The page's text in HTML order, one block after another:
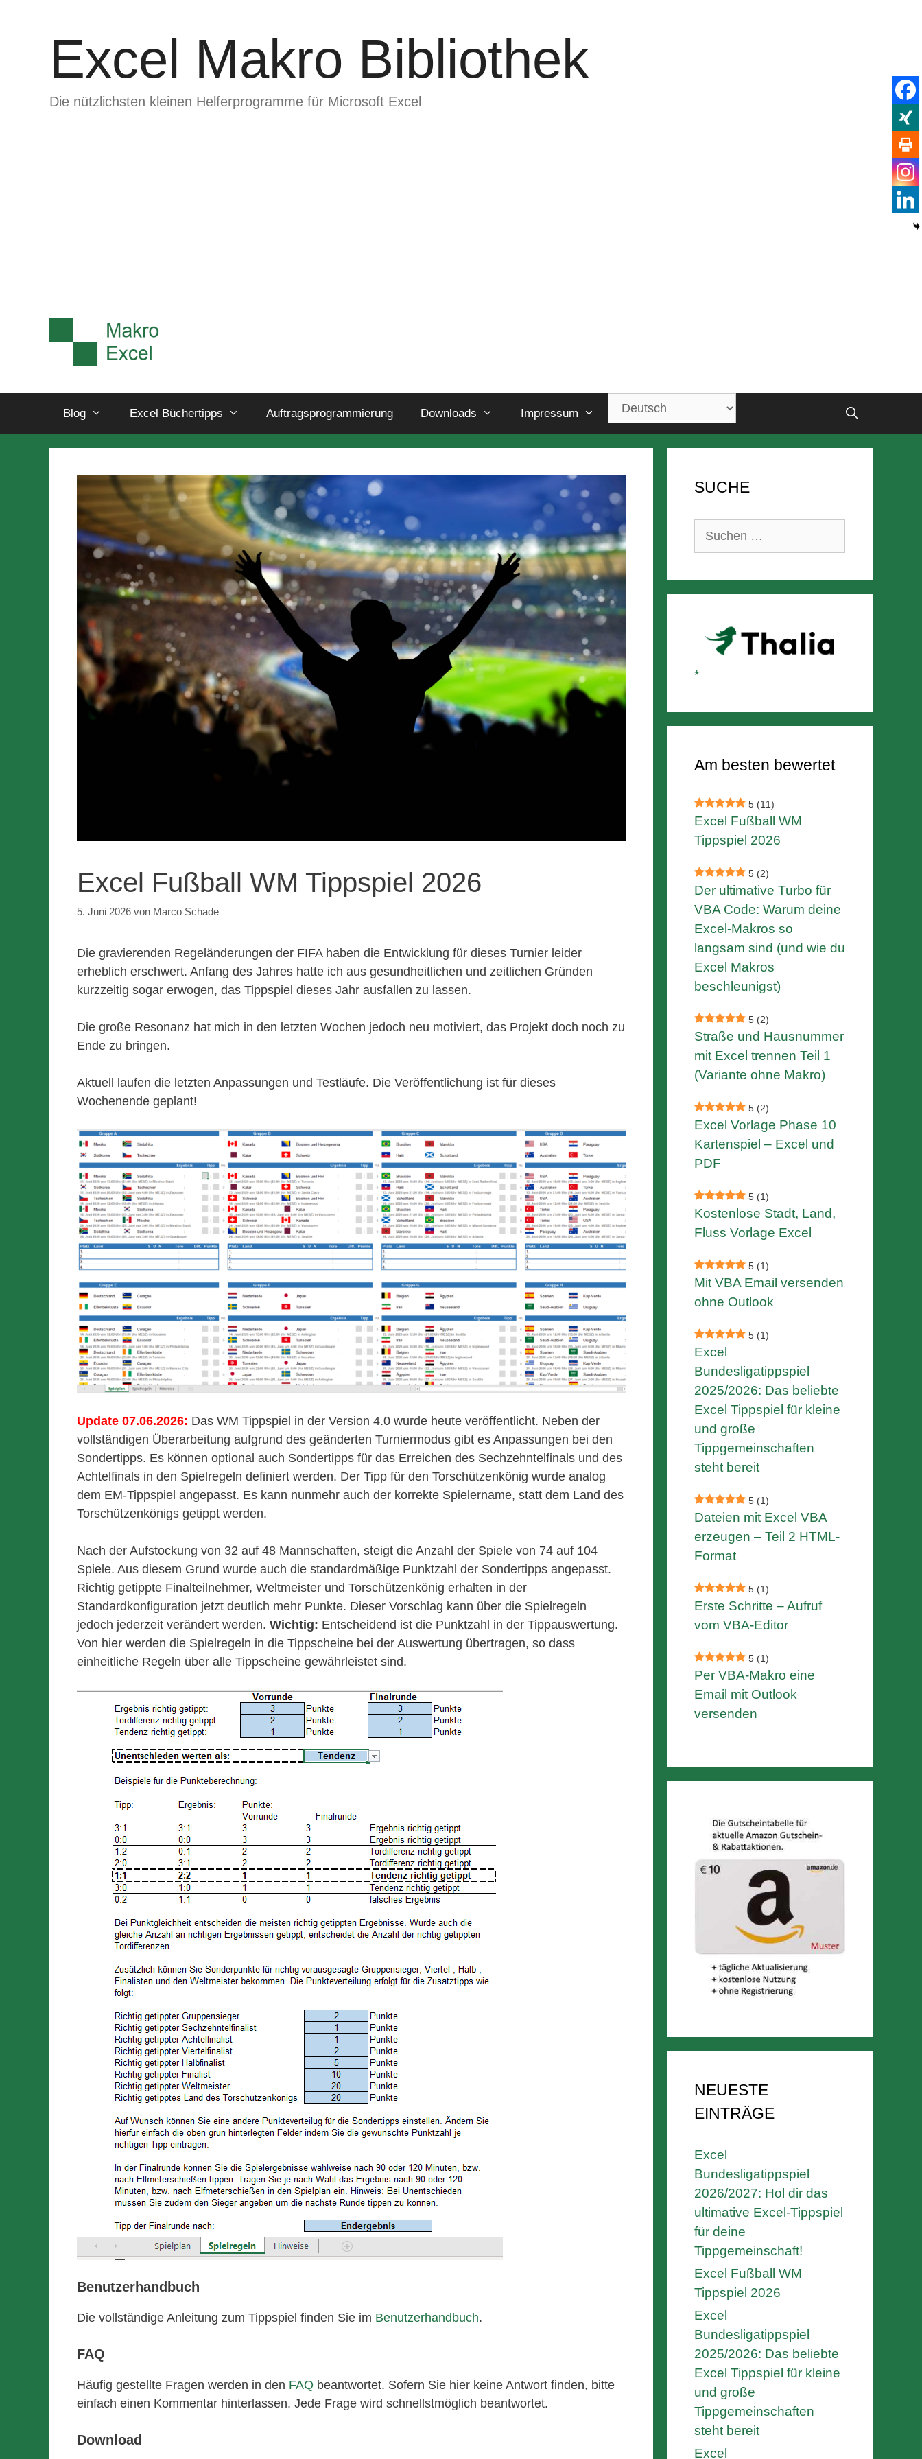
Excel Makro Bibliothek
Die nützlichsten kleinen Helferprogramme für Microsoft Excel
Blog Excel Büchertipps Auftragsprogrammierung Downloads Impressum
Excel Fußball WM Tippspiel 2026
5. Juni 2026 von Marco Schade
Die gravierenden Regeländerungen der FIFA haben die Entwicklung für dieses Turnier leider
erheblich erschwert. Anfang des Jahres hatte ich aus gesundheitlichen und zeitlichen Gründen
kurzzeitig sogar erwogen, das Tippspiel dieses Jahr ausfallen zu lassen.
Die große Resonanz hat mich in den letzten Wochen jedoch neu motiviert, das Projekt doch noch zu
Ende zu bringen.
Aktuell laufen die letzten Anpassungen und Testläufe. Die Veröffentlichung ist für dieses
Wochenende geplant!
Update 07.06.2026: Das WM Tippspiel in der Version 4.0 wurde heute veröffentlicht. Neben der
vollständigen Überarbeitung aufgrund des geänderten Turniermodus gibt es Anpassungen bei den
Sondertipps. Es können optional auch Sondertipps für das Erreichen des Sechzehntelfinals und des
Achtelfinals in den Spielregeln definiert werden. Der Tipp für den Torschützenkönig wurde analog
dem EM-Tippspiel angepasst. Es kann nunmehr auch der korrekte Spielername, statt dem Land des
Torschützenkönigs getippt werden.
Nach der Aufstockung von 32 auf 48 Mannschaften, steigt die Anzahl der Spiele von 74 auf 104
Spiele. Aus diesem Grund wurde auch die standardmäßige Punktzahl der Sondertipps angepasst.
Richtig getippte Finalteilnehmer, Weltmeister und Torschützenkönig erhalten in der
Standardkonfiguration jetzt deutlich mehr Punkte. Dieser Vorschlag kann über die Spielregeln
jedoch jederzeit verändert werden. Wichtig: Entscheidend ist die Punktzahl in der Tippauswertung.
Von hier werden die Spielregeln in die Tippscheine bei der Auswertung übertragen, so dass
einheitliche Regeln über alle Tippscheine gewährleistet sind.
Benutzerhandbuch
Die vollständige Anleitung zum Tippspiel finden Sie im Benutzerhandbuch.
FAQ
Häufig gestellte Fragen werden in den FAQ beantwortet. Sofern Sie hier keine Antwort finden, bitte
einfach einen Kommentar hinterlassen. Jede Frage wird schnellstmöglich beantwortet.
Download
SUCHE
Suchen
Am besten bewertet
5 (11)
Excel Fußball WM
Tippspiel 2026
5 (2)
Der ultimative Turbo für
VBA Code: Warum deine
Excel-Makros so
langsam sind (und wie du
Excel Makros
beschleunigst)
5 (2)
Straße und Hausnummer
mit Excel trennen Teil 1
(Variante ohne Makro)
5 (2)
Excel Vorlage Phase 10
Kartenspiel – Excel und
PDF
5 (1)
Kostenlose Stadt, Land,
Fluss Vorlage Excel
5 (1)
Mit VBA Email versenden
ohne Outlook
5 (1)
Excel
Bundesligatippspiel
2025/2026: Das beliebte
Excel Tippspiel für kleine
und große
Tippgemeinschaften
steht bereit
5 (1)
Dateien mit Excel VBA
erzeugen – Teil 2 HTML-
Format
5 (1)
Erste Schritte – Aufruf
vom VBA-Editor
5 (1)
Per VBA-Makro eine
Email mit Outlook
versenden
NEUESTE
EINTRÄGE
Excel
Bundesligatippspiel
2026/2027: Hol dir das
ultimative Excel-Tippspiel
für deine
Tippgemeinschaft!
Excel Fußball WM
Tippspiel 2026
Excel
Bundesligatippspiel
2025/2026: Das beliebte
Excel Tippspiel für kleine
und große
Tippgemeinschaften
steht bereit
Excel